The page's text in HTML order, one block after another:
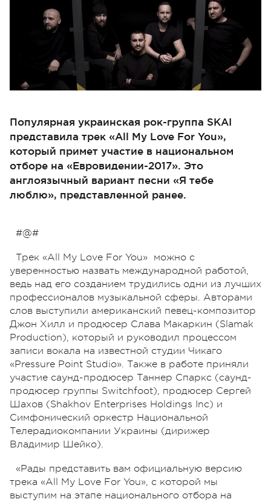
Популярная украинская рок-группа SKAI
представила трек «All My Love For You»,
который примет участие в национальном
отборе на «Евровидении-2017». Это
англоязычный вариант песни «Я тебе
люблю», представленной ранее.
#@#
Трек «All My Love For You» можно с
уверенностью назвать международной работой,
ведь над его созданием трудились одни из лучших
профессионалов музыкальной сферы. Авторами
слов выступили американский певец-композитор
Джон Хилл и продюсер Слава Макаркин (Slamak
Production), который и руководил процессом
записи вокала на известной студии Чикаго
«Pressure Point Studio». Также в работе приняли
участие саунд-продюсер Таннер Спаркс (саунд-
продюсер группы Switchfoot), продюсер Сергей
Шахов (Shakhov Enterprises Holdings Inc) и
Симфонический оркестр Национальной
Телерадиокомпании Украины (дирижер
Владимир Шейко).
«Рады представить вам официальную версию
трека «All My Love For You», с которой мы
выступим на этапе национального отбора на